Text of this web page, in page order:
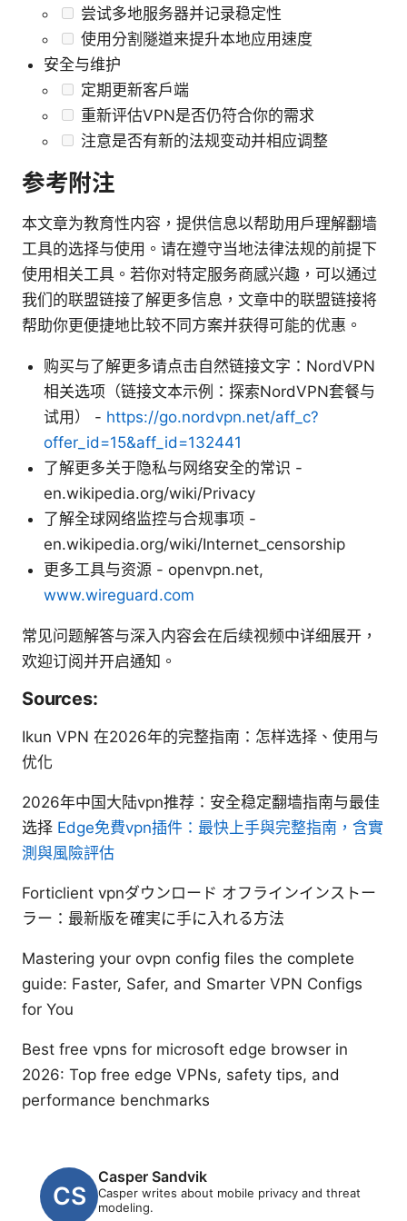
尝试多地服务器并记录稳定性
使用分割隧道来提升本地应用速度
安全与维护
定期更新客户端
重新评估VPN是否仍符合你的需求
注意是否有新的法规变动并相应调整
参考附注
本文章为教育性内容，提供信息以帮助用户理解翻墙
工具的选择与使用。请在遵守当地法律法规的前提下
使用相关工具。若你对特定服务商感兴趣，可以通过
我们的联盟链接了解更多信息，文章中的联盟链接将
帮助你更便捷地比较不同方案并获得可能的优惠。
购买与了解更多请点击自然链接文字：NordVPN
相关选项（链接文本示例：探索NordVPN套餐与
试用） - https://go.nordvpn.net/aff_c?
offer_id=15&aff_id=132441
了解更多关于隐私与网络安全的常识 -
en.wikipedia.org/wiki/Privacy
了解全球网络监控与合规事项 -
en.wikipedia.org/wiki/Internet_censorship
更多工具与资源 - openvpn.net,
www.wireguard.com
常见问题解答与深入内容会在后续视频中详细展开，
欢迎订阅并开启通知。
Sources:
Ikun VPN 在2026年的完整指南：怎样选择、使用与
优化
2026年中国大陆vpn推荐：安全稳定翻墙指南与最佳
选择 Edge免費vpn插件：最快上手與完整指南，含實
測與風險評估
Forticlient vpnダウンロード オフラインインストー
ラー：最新版を確実に手に入れる方法
Mastering your ovpn config files the complete
guide: Faster, Safer, and Smarter VPN Configs
for You
Best free vpns for microsoft edge browser in
2026: Top free edge VPNs, safety tips, and
performance benchmarks
Casper Sandvik
Casper writes about mobile privacy and threat
modeling.